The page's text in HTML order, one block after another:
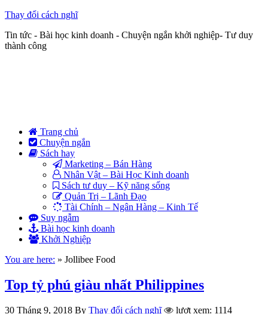
Thay đổi cách nghĩ
Tin tức - Bài học kinh doanh - Chuyện ngắn khởi nghiệp- Tư duy
thành công
Trang chủ
Chuyện ngắn
Sách hay
Marketing – Bán Hàng
Nhân Vật – Bài Học Kinh doanh
Sách tư duy – Kỹ năng sống
Quản Trị – Lãnh Đạo
Tài Chính – Ngân Hàng – Kinh Tế
Suy ngẫm
Bài học kinh doanh
Khởi Nghiệp
You are here: » Jollibee Food
Top tỷ phú giàu nhất Philippines
30 Tháng 9, 2018 By Thay đổi cách nghĩ lượt xem: 1114